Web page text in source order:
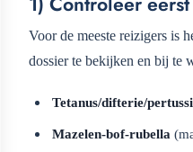
Voor de meeste reizigers is
dossier te bekijken en bij te
Tetanus/difterie/
Mazelen-bof-rubella